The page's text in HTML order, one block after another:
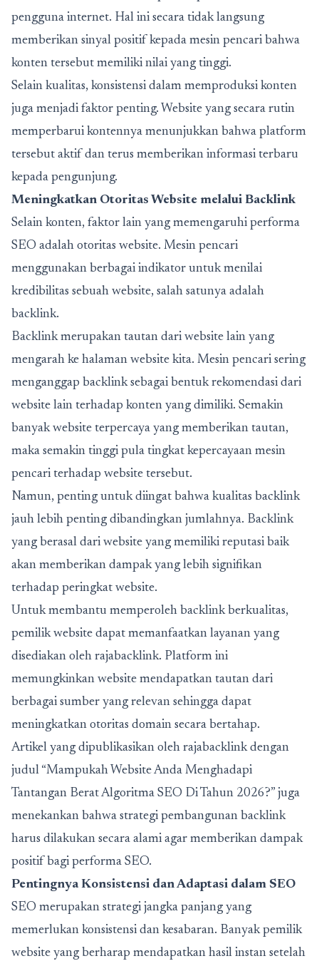
pengguna internet. Hal ini secara tidak langsung
memberikan sinyal positif kepada mesin pencari bahwa
konten tersebut memiliki nilai yang tinggi.
Selain kualitas, konsistensi dalam memproduksi konten
juga menjadi faktor penting. Website yang secara rutin
memperbarui kontennya menunjukkan bahwa platform
tersebut aktif dan terus memberikan informasi terbaru
kepada pengunjung.
Meningkatkan Otoritas Website melalui Backlink
Selain konten, faktor lain yang memengaruhi performa
SEO adalah otoritas website. Mesin pencari
menggunakan berbagai indikator untuk menilai
kredibilitas sebuah website, salah satunya adalah
backlink.
Backlink merupakan tautan dari website lain yang
mengarah ke halaman website kita. Mesin pencari sering
menganggap backlink sebagai bentuk rekomendasi dari
website lain terhadap konten yang dimiliki. Semakin
banyak website terpercaya yang memberikan tautan,
maka semakin tinggi pula tingkat kepercayaan mesin
pencari terhadap website tersebut.
Namun, penting untuk diingat bahwa kualitas backlink
jauh lebih penting dibandingkan jumlahnya. Backlink
yang berasal dari website yang memiliki reputasi baik
akan memberikan dampak yang lebih signifikan
terhadap peringkat website.
Untuk membantu memperoleh backlink berkualitas,
pemilik website dapat memanfaatkan layanan yang
disediakan oleh rajabacklink. Platform ini
memungkinkan website mendapatkan tautan dari
berbagai sumber yang relevan sehingga dapat
meningkatkan otoritas domain secara bertahap.
Artikel yang dipublikasikan oleh rajabacklink dengan
judul “Mampukah Website Anda Menghadapi
Tantangan Berat Algoritma SEO Di Tahun 2026?” juga
menekankan bahwa strategi pembangunan backlink
harus dilakukan secara alami agar memberikan dampak
positif bagi performa SEO.
Pentingnya Konsistensi dan Adaptasi dalam SEO
SEO merupakan strategi jangka panjang yang
memerlukan konsistensi dan kesabaran. Banyak pemilik
website yang berharap mendapatkan hasil instan setelah